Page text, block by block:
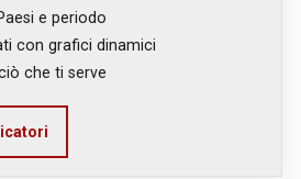
e periodo
con grafici dinamici
che ti serve